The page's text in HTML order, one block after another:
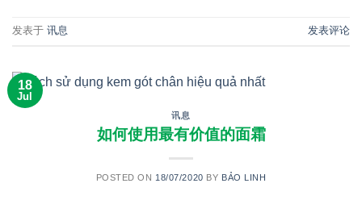
发表于 讯息 发表评论
18
Jul
讯息
如何使用最有价值的面霜
POSTED ON 18/07/2020 BY BẢO LINH